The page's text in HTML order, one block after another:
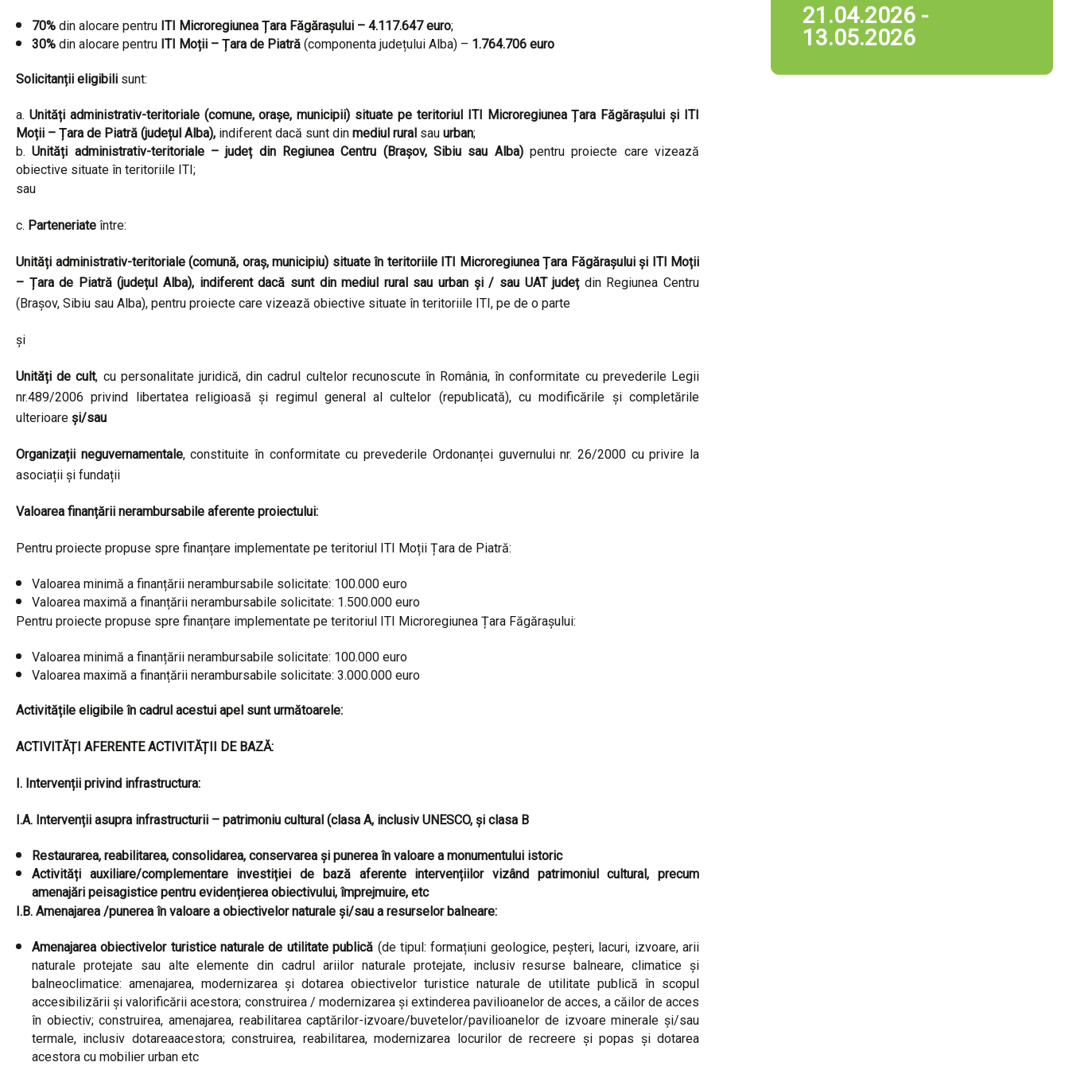
70% din alocare pentru ITI Microregiunea Țara Făgărașului – 4.117.647 euro;
30% din alocare pentru ITI Moții – Țara de Piatră (componenta județului Alba) – 1.764.706 euro
Solicitanții eligibili sunt:
Unități administrativ-teritoriale (comune, orașe, municipii) situate pe teritoriul ITI Microregiunea Țara Făgărașului și ITI
Moții – Țara de Piatră (județul Alba), indiferent dacă sunt din mediul rural sau urban;
Unități administrativ-teritoriale – județdin Regiunea Centru (Brașov, Sibiu sau Alba)pentru proiecte care vizează
obiective situate în teritoriile ITI;
sau
c. Parteneriate între:
Unități administrativ-teritoriale (comună, oraș, municipiu) situate în teritoriile ITI Microregiunea Țara Făgărașului și ITI Moții
– Țara de Piatră (județul Alba), indiferent dacă sunt din mediul rural sau urban și / sau UAT județdin Regiunea Centru
(Brașov, Sibiu sau Alba), pentru proiecte care vizează obiective situate în teritoriile ITI, pe de o parte
și
Unități de cult, cu personalitate juridică, din cadrul cultelor recunoscute în România, în conformitate cu prevederile Legii
nr.489/2006 privind libertatea religioasă și regimul general al cultelor (republicată), cu modificările și completările
ulterioare și/sau
Organizații neguvernamentale, constituite în conformitate cu prevederile Ordonanței guvernului nr. 26/2000 cu privire la
asociații și fundații
Valoarea finanțării nerambursabile aferente proiectului:
Pentru proiecte propuse spre finanțare implementate pe teritoriul ITI Moții Țara de Piatră:
Valoarea minimă a finanțării nerambursabile solicitate: 100.000 euro
Valoarea maximă a finanțării nerambursabile solicitate: 1.500.000 euro
Pentru proiecte propuse spre finanțare implementate pe teritoriul ITI Microregiunea Țara Făgărașului:
Valoarea minimă a finanțării nerambursabile solicitate: 100.000 euro
Valoarea maximă a finanțării nerambursabile solicitate: 3.000.000 euro
Activitățile eligibile în cadrul acestui apel sunt următoarele:
ACTIVITĂȚI AFERENTE ACTIVITĂȚII DE BAZĂ:
I. Intervenții privind infrastructura:
I.A. Intervenții asupra infrastructurii – patrimoniu cultural (clasa A, inclusiv UNESCO, și clasa B
Restaurarea, reabilitarea, consolidarea, conservarea și punerea în valoare a monumentului istoric
Activități auxiliare/complementare investiției de bază aferente intervențiilor vizând patrimoniul cultural, precum
amenajări peisagistice pentru evidențierea obiectivului, împrejmuire, etc
I.B. Amenajarea /punerea în valoare a obiectivelor naturale și/sau a resurselor balneare:
Amenajarea obiectivelor turistice naturale de utilitate publică (de tipul: formațiuni geologice, peșteri, lacuri, izvoare, arii
naturale protejate sau alte elemente din cadrul ariilor naturale protejate, inclusiv resurse balneare, climatice și
balneoclimatice: amenajarea, modernizarea și dotarea obiectivelor turistice naturale de utilitate publică în scopul
accesibilizării și valorificării acestora; construirea / modernizarea și extinderea pavilioanelor de acces, a căilor de acces
în obiectiv; construirea, amenajarea, reabilitarea captărilor-izvoare/buvetelor/pavilioanelor de izvoare minerale și/sau
termale, inclusiv dotareaacestora; construirea, reabilitarea, modernizarea locurilor de recreere și popas și dotarea
acestora cu mobilier urban etc
21.04.2026 -
13.05.2026